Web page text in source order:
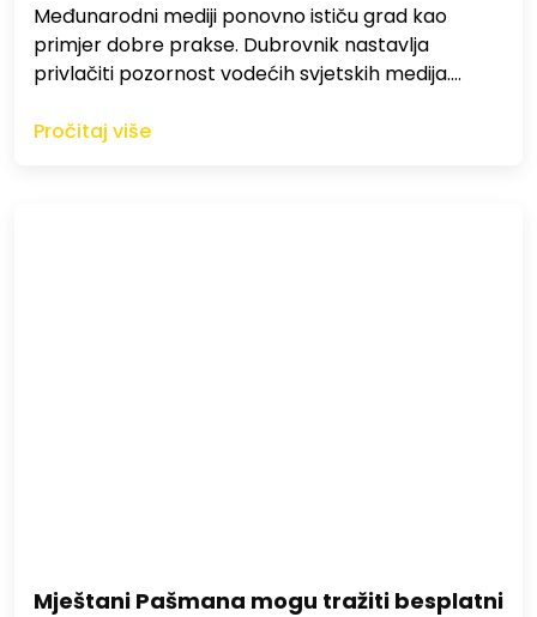
Međunarodni mediji ponovno ističu grad kao
primjer dobre prakse. Dubrovnik nastavlja
privlačiti pozornost vodećih svjetskih medija.…
Pročitaj više
Mještani Pašmana mogu tražiti besplatni